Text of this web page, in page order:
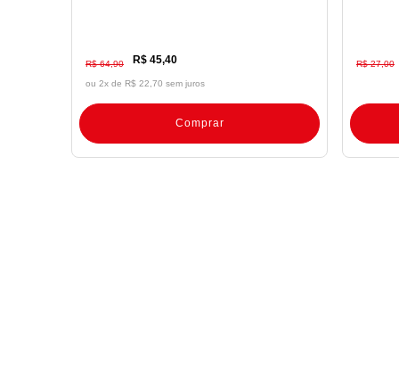
R$ 64,90 R$ 45,40
ou 2x de R$ 22,70 sem juros
Comprar
R$ 27,00